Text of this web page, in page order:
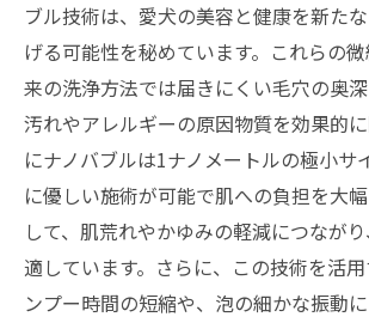
ブル技術は、愛犬の美容と健康を新た
げる可能性を秘めています。これらの
来の洗浄方法では届きにくい毛穴の奥深
汚れやアレルギーの原因物質を効果的
にナノバブルは1ナノメートルの極小サ
に優しい施術が可能で肌への負担を大
して、肌荒れやかゆみの軽減につなが
適しています。さらに、この技術を活
ンプー時間の短縮や、泡の細かな振動